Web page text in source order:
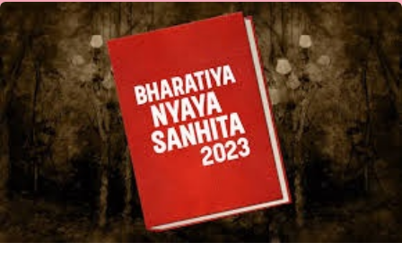
“ಭಾರತೀಯ
ದಂಡ
ಸಂಹಿತೆ
ಮತ್ತು
ಸಾಮಾಜಿಕ
ಜಾಲತಾಣಗಳ
ಬಳಕೆಯ
ನೂತನ
ಕಾನೂನು”ವೀಣಾ
ಹೇಮಂತ್
ಗೌಡ
ಪಾಟೀಲ್